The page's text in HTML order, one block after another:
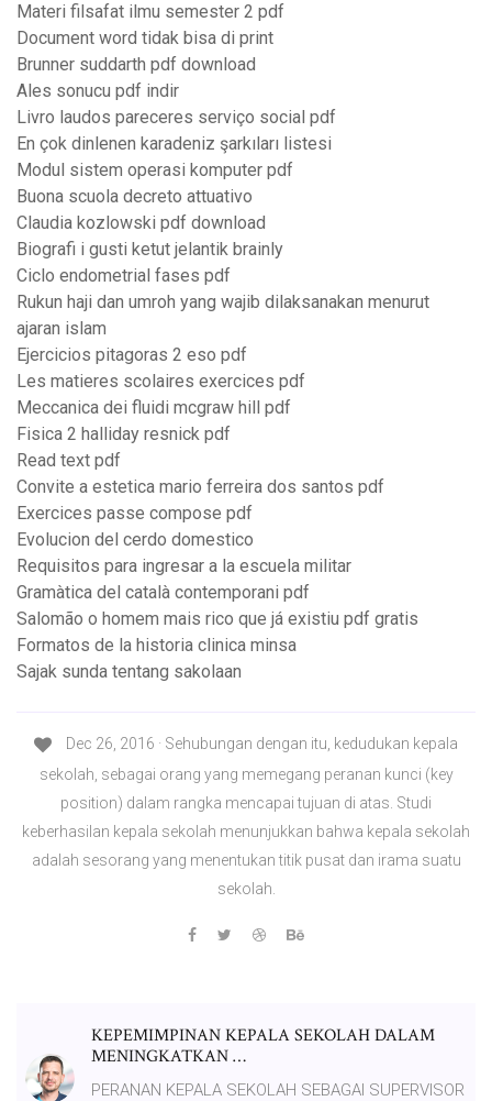
Materi filsafat ilmu semester 2 pdf
Document word tidak bisa di print
Brunner suddarth pdf download
Ales sonucu pdf indir
Livro laudos pareceres serviço social pdf
En çok dinlenen karadeniz şarkıları listesi
Modul sistem operasi komputer pdf
Buona scuola decreto attuativo
Claudia kozlowski pdf download
Biografi i gusti ketut jelantik brainly
Ciclo endometrial fases pdf
Rukun haji dan umroh yang wajib dilaksanakan menurut
ajaran islam
Ejercicios pitagoras 2 eso pdf
Les matieres scolaires exercices pdf
Meccanica dei fluidi mcgraw hill pdf
Fisica 2 halliday resnick pdf
Read text pdf
Convite a estetica mario ferreira dos santos pdf
Exercices passe compose pdf
Evolucion del cerdo domestico
Requisitos para ingresar a la escuela militar
Gramàtica del català contemporani pdf
Salomão o homem mais rico que já existiu pdf gratis
Formatos de la historia clinica minsa
Sajak sunda tentang sakolaan
Dec 26, 2016 · Sehubungan dengan itu, kedudukan kepala
sekolah, sebagai orang yang memegang peranan kunci (key
position) dalam rangka mencapai tujuan di atas. Studi
keberhasilan kepala sekolah menunjukkan bahwa kepala sekolah
adalah sesorang yang menentukan titik pusat dan irama suatu
sekolah.
KEPEMIMPINAN KEPALA SEKOLAH DALAM
MENINGKATKAN …
PERANAN KEPALA SEKOLAH SEBAGAI SUPERVISOR